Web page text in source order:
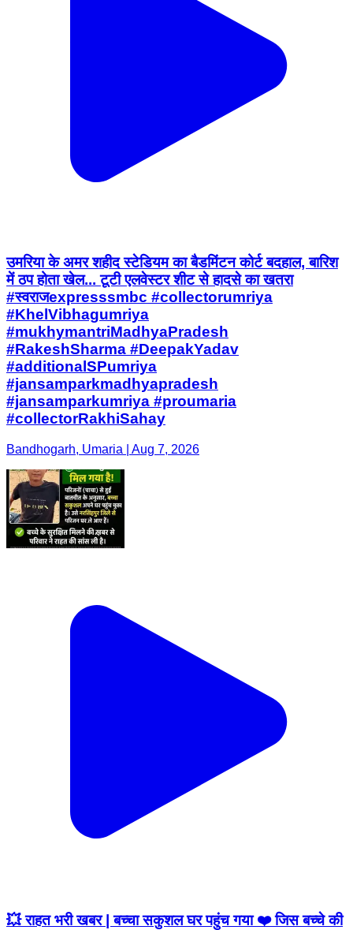
उमरिया के अमर शहीद स्टेडियम का बैडमिंटन कोर्ट बदहाल, बारिश
में ठप होता खेल... टूटी एलवेस्टर शीट से हादसे का खतरा
#स्वराजexpresssmbc #collectorumriya
#KhelVibhagumriya
#mukhymantriMadhyaPradesh
#RakeshSharma #DeepakYadav
#additionalSPumriya
#jansamparkmadhyapradesh
#jansamparkumriya #proumaria
#collectorRakhiSahay
Bandhogarh, Umaria | Aug 7, 2026
💥 राहत भरी खबर | बच्चा सकुशल घर पहुंच गया ❤️ जिस बच्चे की